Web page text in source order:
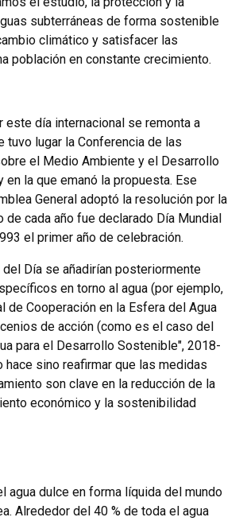
subterráneas de forma sostenible
climático y satisfacer las
población en constante crecimiento.
este día internacional se remonta a
tuvo lugar la Conferencia de las
el Medio Ambiente y el Desarrollo
en la que emanó la propuesta. Ese
General adoptó la resolución por la
de cada año fue declarado Día Mundial
el primer año de celebración.
Día se añadirían posteriormente
en torno al agua (por ejemplo,
de Cooperación en la Esfera del Agua
de acción (como es el caso del
para el Desarrollo Sostenible", 2018-
hace sino reafirmar que las medidas
son clave en la reducción de la
económico y la sostenibilidad
agua dulce en forma líquida del mundo
Alrededor del 40 % de toda el agua